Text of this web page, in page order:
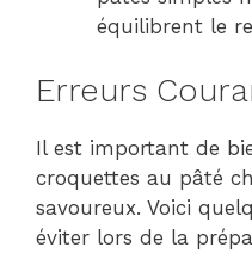
équilibrent le
Erreurs
Il est important de
croquettes au pâté
savoureux. Voici
éviter lors de la